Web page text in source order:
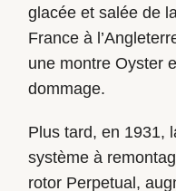
glacée et salée de
France à
une montre Oyster
dommage.
Plus tard, en 1931,
système à
rotor Perpetual,